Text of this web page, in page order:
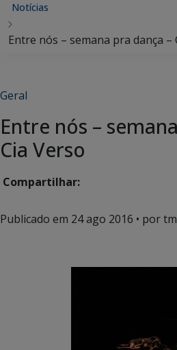
Notícias
Entre nós – semana pra dança –
Geral
Entre nós –
Cia Verso
Compartilhar:
Publicado em 24 ago 2016 • por